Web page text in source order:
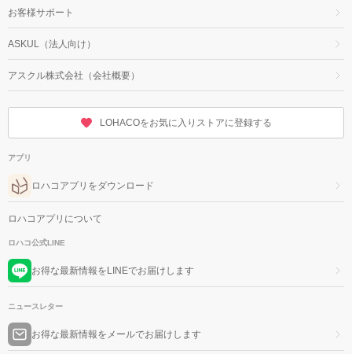
お客様サポート
ASKUL（法人向け）
アスクル株式会社（会社概要）
LOHACOをお気に入りストアに登録する
アプリ
ロハコアプリをダウンロード
ロハコアプリについて
ロハコ公式LINE
お得な最新情報をLINEでお届けします
ニュースレター
お得な最新情報をメールでお届けします